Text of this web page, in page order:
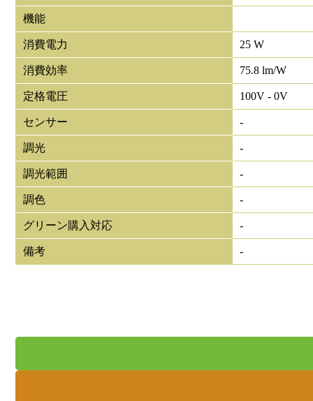
機能
消費電力 25 W
消費効率 75.8 lm/W
定格電圧 100V - 0V
センサー -
調光 -
調光範囲 -
調色 -
グリーン購入対応 -
備考 -